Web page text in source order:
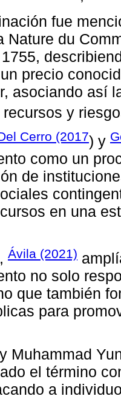
fue
Nature du
precio
asociando así
y
Cerro (2017) y
como un
de
en una
Ávila (2021)
no solo
que también
para
Muhammad
el término
a